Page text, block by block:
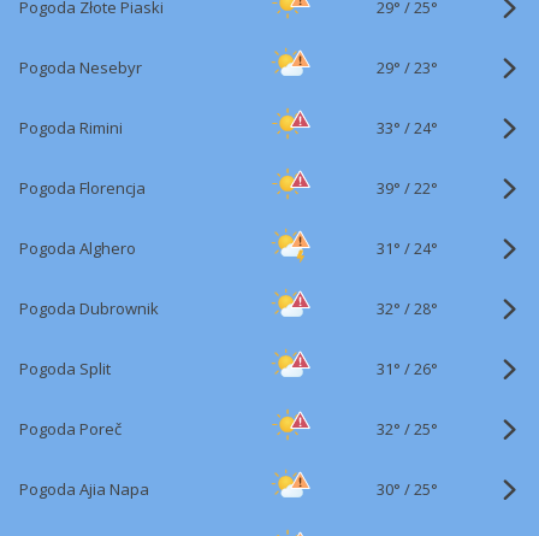
Pogoda Złote Piaski 29° /25°
Pogoda Nesebyr 29° /23°
Pogoda Rimini 33° /24°
Pogoda Florencja 39° /22°
Pogoda Alghero 31° /24°
Pogoda Dubrownik 32° /28°
Pogoda Split 31° /26°
Pogoda Poreč 32° /25°
Pogoda Ajia Napa 30° /25°